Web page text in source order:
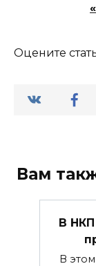
Оцените
Вам
В НКП
В